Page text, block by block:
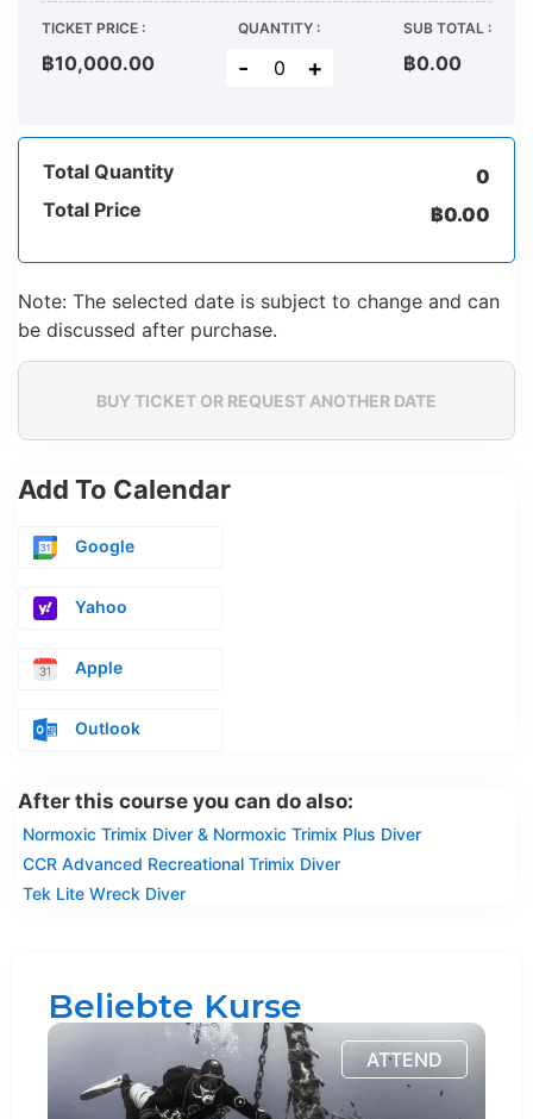
TICKET PRICE :
฿10,000.00
QUANTITY :
- +
SUB TOTAL :
฿0.00
Total Quantity
0
Total Price
฿0.00
Note: The selected date is subject to change and can
be discussed after purchase.
BUY TICKET OR REQUEST ANOTHER DATE
Add To Calendar
Google
Yahoo
Apple
Outlook
After this course you can do also:
Normoxic Trimix Diver & Normoxic Trimix Plus Diver
CCR Advanced Recreational Trimix Diver
Tek Lite Wreck Diver
Beliebte Kurse
ATTEND